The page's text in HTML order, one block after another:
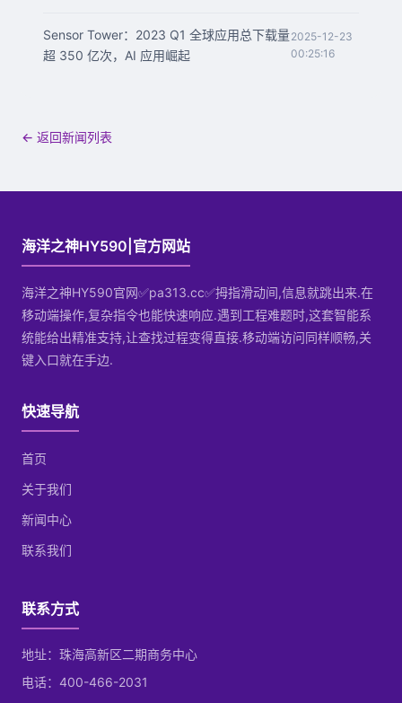
Sensor Tower：2023 Q1 全球应用总下载量
超 350 亿次，AI 应用崛起
2025-12-23
00:25:16
← 返回新闻列表
海洋之神HY590|官方网站
海洋之神HY590官网✅pa313.cc✅拇指滑动间,信息就跳出来.在
移动端操作,复杂指令也能快速响应.遇到工程难题时,这套智能系
统能给出精准支持,让查找过程变得直接.移动端访问同样顺畅,关
键入口就在手边.
快速导航
首页
关于我们
新闻中心
联系我们
联系方式
地址：珠海高新区二期商务中心
电话：400-466-2031